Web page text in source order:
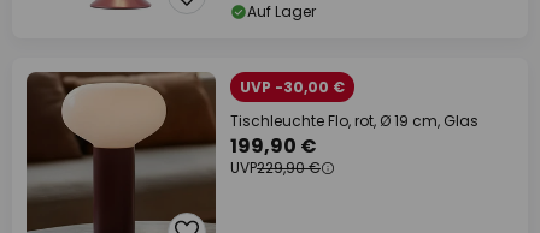
Auf Lager
UVP -30,00 €
Tischleuchte Flo, rot, Ø 19 cm, Glas
199,90 €
UVP229,90 €